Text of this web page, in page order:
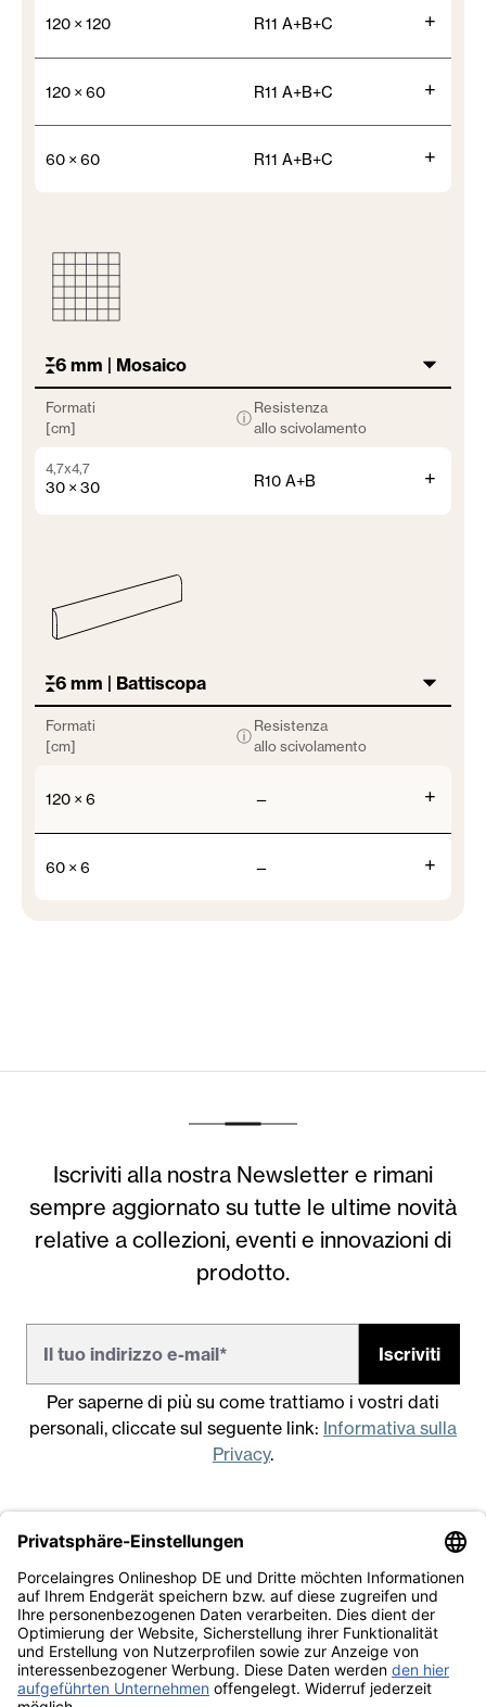
120 × 120 R11 A+B+C +
120 × 60 R11 A+B+C +
60 × 60 R11 A+B+C +
6 mm | Mosaico
Formati
[cm]
Resistenza
allo scivolamento
ⓘ
4,7x4,7
30 × 30 R10 A+B +
6 mm | Battiscopa
Formati
[cm]
Resistenza
allo scivolamento
ⓘ
120 × 6 — +
60 × 6 — +
Iscriviti alla nostra Newsletter e rimani
sempre aggiornato su tutte le ultime novità
relative a collezioni, eventi e innovazioni di
prodotto.
Iscriviti
Per saperne di più su come trattiamo i vostri dati
personali, cliccate sul seguente link: Informativa sulla
Privacy.
Note legali
Condizioni generali di vendita
Informativa sulla Privacy
Lavora con noi